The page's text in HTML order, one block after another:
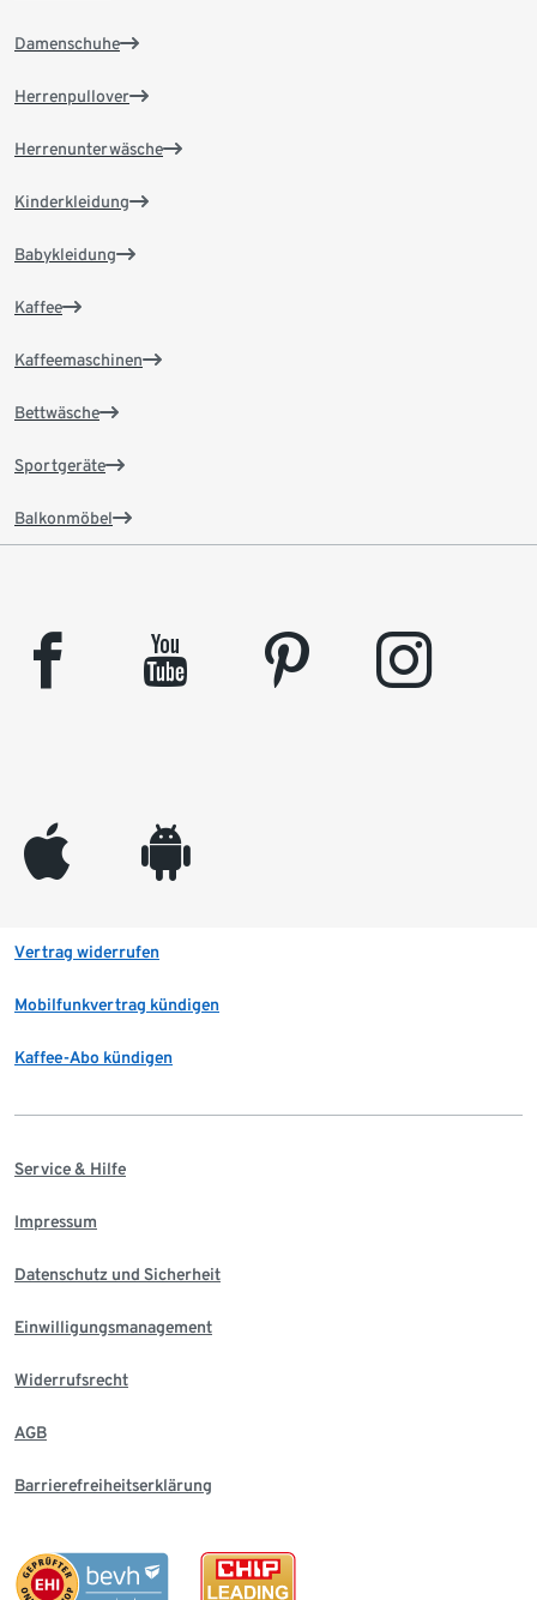
Damenschuhe
Herrenpullover
Herrenunterwäsche
Kinderkleidung
Babykleidung
Kaffee
Kaffeemaschinen
Bettwäsche
Sportgeräte
Balkonmöbel
facebook youtube pinterest instagram
appleinc android
Vertrag widerrufen
Mobilfunkvertrag kündigen
Kaffee-Abo kündigen
Service & Hilfe
Impressum
Datenschutz und Sicherheit
Einwilligungsmanagement
Widerrufsrecht
AGB
Barrierefreiheitserklärung